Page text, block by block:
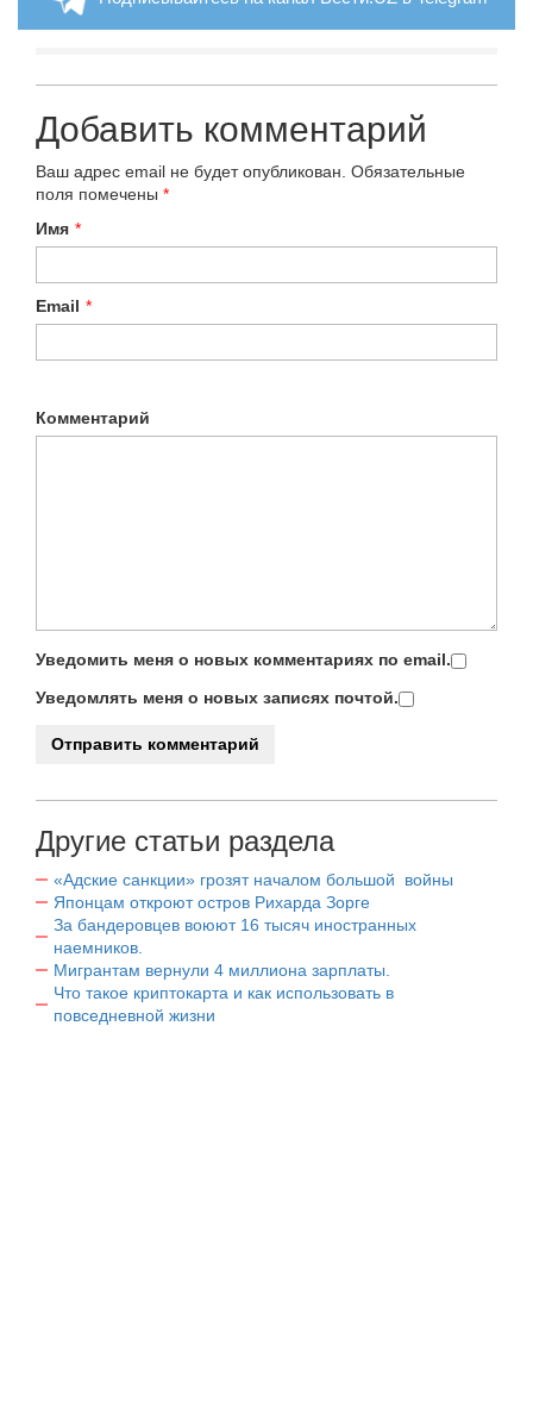
Добавить комментарий
Ваш адрес email не будет опубликован. Обязательные
поля помечены *
Имя *
Email *
Комментарий
Уведомить меня о новых комментариях по email.
Уведомлять меня о новых записях почтой.
Другие статьи раздела
«Адские санкции» грозят началом большой войны
Японцам откроют остров Рихарда Зорге
За бандеровцев воюют 16 тысяч иностранных
наемников.
Мигрантам вернули 4 миллиона зарплаты.
Что такое криптокарта и как использовать в
повседневной жизни